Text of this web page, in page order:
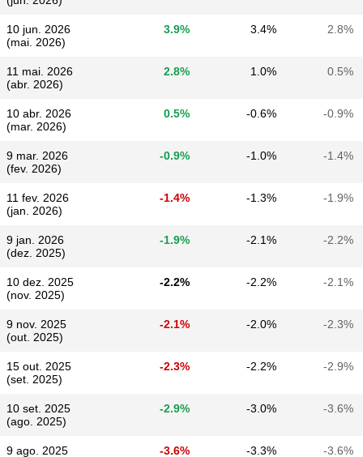
10 jun. 2026
(mai. 2026)
3.9% 3.4% 2.8%
11 mai. 2026
(abr. 2026)
2.8% 1.0% 0.5%
10 abr. 2026
(mar. 2026)
0.5% -0.6% -0.9%
9 mar. 2026
(fev. 2026)
-0.9% -1.0% -1.4%
11 fev. 2026
(jan. 2026)
-1.4% -1.3% -1.9%
9 jan. 2026
(dez. 2025)
-1.9% -2.1% -2.2%
10 dez. 2025
(nov. 2025)
-2.2% -2.2% -2.1%
9 nov. 2025
(out. 2025)
-2.1% -2.0% -2.3%
15 out. 2025
(set. 2025)
-2.3% -2.2% -2.9%
10 set. 2025
(ago. 2025)
-2.9% -3.0% -3.6%
9 ago. 2025
-3.6% -3.3% -3.6%